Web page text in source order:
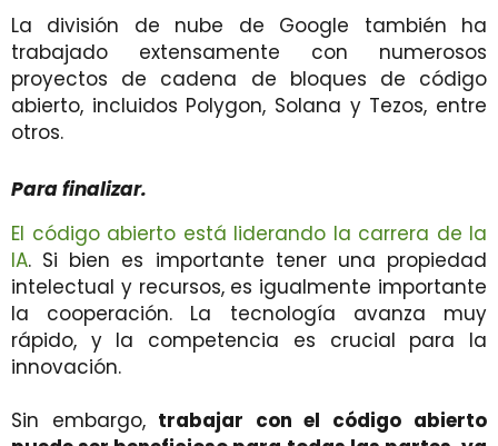
La división de nube de Google también ha
trabajado extensamente con numerosos
proyectos de cadena de bloques de código
abierto, incluidos Polygon, Solana y Tezos, entre
otros.
Para finalizar.
El código abierto está liderando la carrera de la
IA. Si bien es importante tener una propiedad
intelectual y recursos, es igualmente importante
la cooperación. La tecnología avanza muy
rápido, y la competencia es crucial para la
innovación.
Sin embargo,trabajar con el código abierto